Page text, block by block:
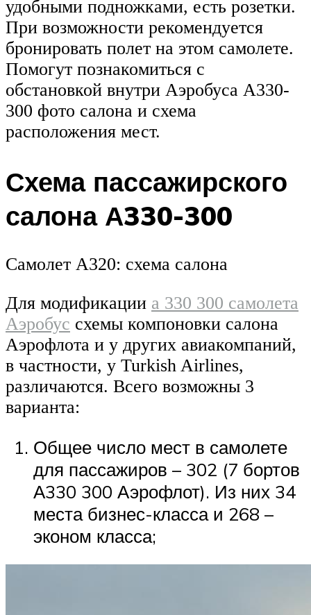
удобными подножками, есть розетки.
При возможности рекомендуется
бронировать полет на этом самолете.
Помогут познакомиться с
обстановкой внутри Аэробуса А330-
300 фото салона и схема
расположения мест.
Схема пассажирского
салона А330-300
Самолет А320: схема салона
Для модификации а 330 300 самолета
Аэробус схемы компоновки салона
Аэрофлота и у других авиакомпаний,
в частности, у Turkish Airlines,
различаются. Всего возможны 3
варианта:
Общее число мест в самолете
для пассажиров – 302 (7 бортов
А330 300 Аэрофлот). Из них 34
места бизнес-класса и 268 –
эконом класса;